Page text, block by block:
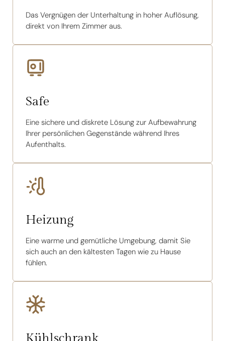
Das Vergnügen der Unterhaltung in hoher Auflösung,
direkt von Ihrem Zimmer aus.
Safe
Eine sichere und diskrete Lösung zur Aufbewahrung
Ihrer persönlichen Gegenstände während Ihres
Aufenthalts.
Heizung
Eine warme und gemütliche Umgebung, damit Sie
sich auch an den kältesten Tagen wie zu Hause
fühlen.